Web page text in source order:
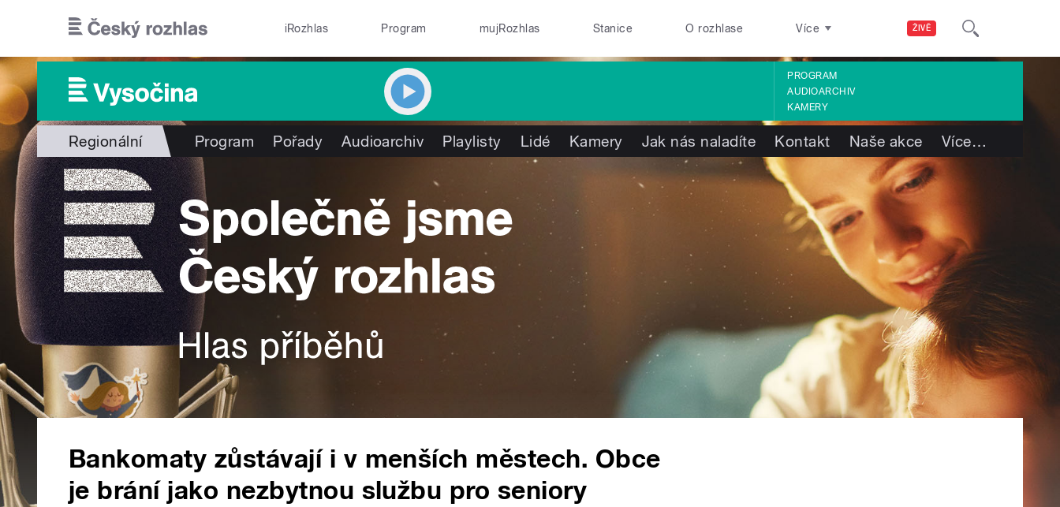
ŽIVĚ
iRozhlas Program mujRozhlas Stanice O rozhlase Více
PROGRAM
AUDIOARCHIV
KAMERY
Regionální Program Pořady Audioarchiv Playlisty Lidé Kamery Jak nás naladíte Kontakt Naše akce Více…
Bankomaty zůstávají i v menších městech. Obce
je brání jako nezbytnou službu pro seniory